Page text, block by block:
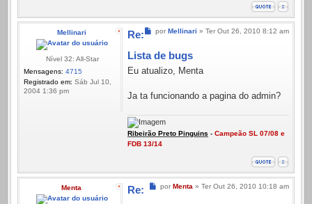
Mellinari
Nível 32: All-Star
Mensagens: 4715
Registrado em: Sáb Jul 10,
2004 1:36 pm
Mensagem
por Mellinari » Ter Out 26, 2010 8:12 am
Re:
Lista de bugs
Eu atualizo, Menta
Ja ta funcionando a pagina do admin?
Ribeirão Preto Pinguins - Campeão SL 07/08 e
FDB 13/14
Menta Mensagem
por Menta » Ter Out 26, 2010 10:18 am
Re: